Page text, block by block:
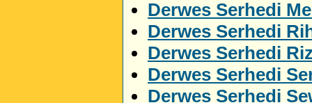
Derwes Serhedi
Derwes Serhedi
Derwes Serhedi
Derwes Serhedi
Derwes Serhedi